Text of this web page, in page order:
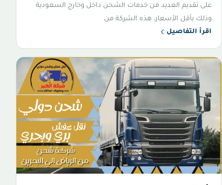
على تقديم العديد من خدمات الشحن داخل وخارج السعودية
وذلك بأقل الأسعار، هذه الشركة من
اقرأ التفاصيل